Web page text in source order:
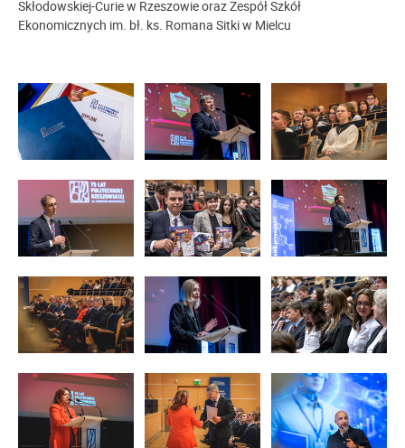
Skłodowskiej-Curie w Rzeszowie oraz Zespół Szkół
Ekonomicznych im. bł. ks. Romana Sitki w Mielcu